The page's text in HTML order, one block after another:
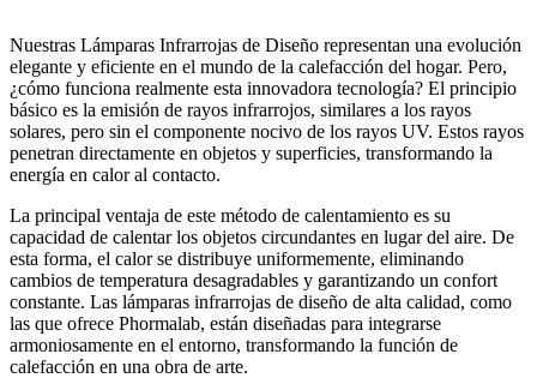
Nuestras Lámparas Infrarrojas de Diseño representan una evolución
elegante y eficiente en el mundo de la calefacción del hogar. Pero,
¿cómo funciona realmente esta innovadora tecnología? El principio
básico es la emisión de rayos infrarrojos, similares a los rayos
solares, pero sin el componente nocivo de los rayos UV. Estos rayos
penetran directamente en objetos y superficies, transformando la
energía en calor al contacto.
La principal ventaja de este método de calentamiento es su
capacidad de calentar los objetos circundantes en lugar del aire. De
esta forma, el calor se distribuye uniformemente, eliminando
cambios de temperatura desagradables y garantizando un confort
constante. Las lámparas infrarrojas de diseño de alta calidad, como
las que ofrece Phormalab, están diseñadas para integrarse
armoniosamente en el entorno, transformando la función de
calefacción en una obra de arte.